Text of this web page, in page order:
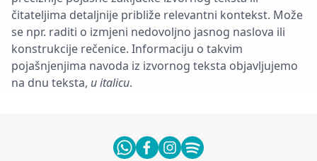
čitateljima detaljnije približe relevantni kontekst. Može
se npr. raditi o izmjeni nedovoljno jasnog naslova ili
konstrukcije rečenice. Informaciju o takvim
pojašnjenjima navoda iz izvornog teksta objavljujemo
na dnu teksta, u italicu.